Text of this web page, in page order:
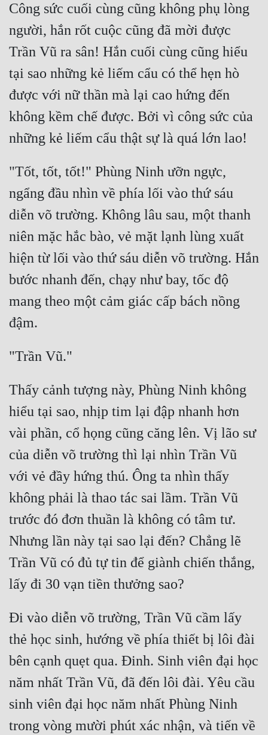
Công sức cuối cùng cũng không phụ lòng
người, hắn rốt cuộc cũng đã mời được
Trần Vũ ra sân! Hắn cuối cùng cũng hiểu
tại sao những kẻ liếm cẩu có thể hẹn hò
được với nữ thần mà lại cao hứng đến
không kềm chế được. Bởi vì công sức của
"Tốt, tốt, tốt!" Phùng Ninh ưỡn ngực,
ngẩng đầu nhìn về phía lối vào thứ sáu
diễn võ trường. Không lâu sau, một thanh
niên mặc hắc bào, vẻ mặt lạnh lùng xuất
hiện từ lối vào thứ sáu diễn võ trường. Hắn
bước nhanh đến, chạy như bay, tốc độ
mang theo một cảm giác cấp bách nồng
Thấy cảnh tượng này, Phùng Ninh không
hiểu tại sao, nhịp tim lại đập nhanh hơn
vài phần, cổ họng cũng căng lên. Vị lão sư
của diễn võ trường thì lại nhìn Trần Vũ
với vẻ đầy hứng thú. Ông ta nhìn thấy
không phải là thao tác sai lầm. Trần Vũ
trước đó đơn thuần là không có tâm tư.
Nhưng lần này tại sao lại đến? Chẳng lẽ
Trần Vũ có đủ tự tin để giành chiến thắng,
Đi vào diễn võ trường, Trần Vũ cầm lấy
thẻ học sinh, hướng về phía thiết bị lôi đài
bên cạnh quẹt qua. Đinh. Sinh viên đại học
năm nhất Trần Vũ, đã đến lôi đài. Yêu cầu
sinh viên đại học năm nhất Phùng Ninh
trong vòng mười phút xác nhận, và tiến về